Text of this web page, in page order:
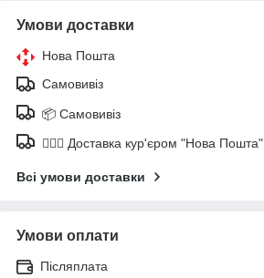
Умови доставки
Нова Пошта
Самовивіз
📦 Самовивіз
🚶🏼‍♂️ Доставка кур'єром "Нова Пошта"
Всі умови доставки
Умови оплати
Післяплата